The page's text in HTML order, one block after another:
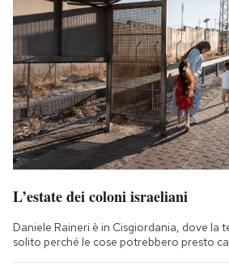
L’estate dei coloni israeliani
Daniele Raineri è in Cisgiordania, dove la
solito perché le cose potrebbero presto